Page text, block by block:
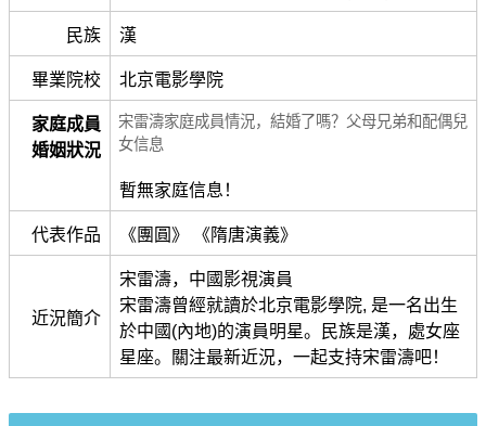
民族 漢
畢業院校 北京電影學院
家庭成員
婚姻狀況
宋雷濤家庭成員情況，結婚了嗎？父母兄弟和配偶兒
女信息
暫無家庭信息！
代表作品 《團圓》 《隋唐演義》
近況簡介
宋雷濤，中國影視演員
宋雷濤曾經就讀於北京電影學院, 是一名出生
於中國(內地)的演員明星。民族是漢，處女座
星座。關注最新近況，一起支持宋雷濤吧！